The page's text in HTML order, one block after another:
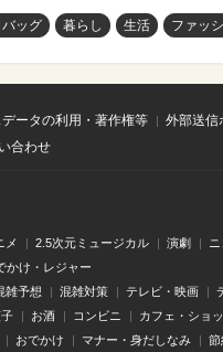
バッグ 暮らし 生活 ファッ
ータの利用・著作権等 外部送信
合わせ
メ 2.5次元ミュージカル 演劇
かけ・レジャー
雑予想 混雑対策 テレビ・映画
お酒 コンビニ カフェ・ショ
おでかけ マナー・身だしなみ 節